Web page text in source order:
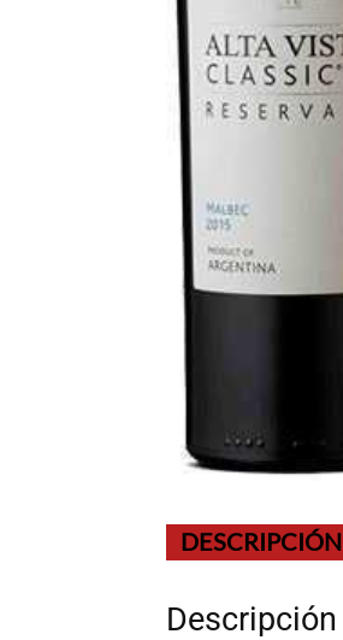
DESCRIPCIÓN
Descripción